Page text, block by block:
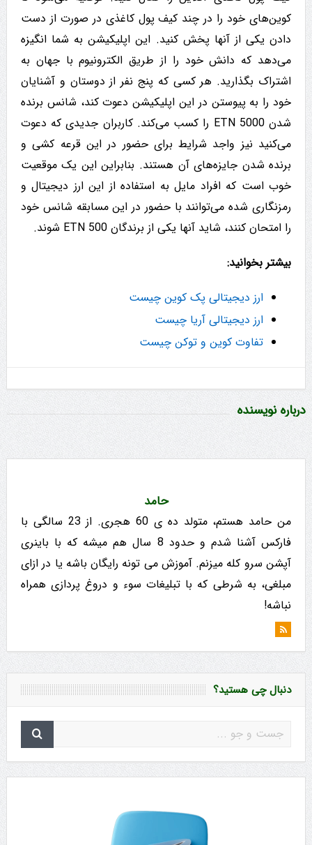
کوین‌های خود را در چند کیف پول کاغذی در صورت از دست
دادن یکی از آنها پخش کنید. این اپلیکیشن به شما انگیزه
می‌دهد که دانش خود را از طریق الکترونیوم با جهان به
اشتراک بگذارید. هر کسی که پنج نفر از دوستان و آشنایان
خود را به پیوستن در این اپلیکیشن دعوت کند، شانس برنده
شدن 5000 ETN را کسب می‌کند. کاربران جدیدی که دعوت
می‌کنید نیز واجد شرایط برای حضور در این قرعه کشی و
برنده شدن جایزه‌های آن هستند. بنابراین این یک موقعیت
خوب است که افراد مایل به استفاده از این ارز دیجیتال و
رمزنگاری شده می‌توانند با حضور در این مسابقه شانس خود
را امتحان کنند، شاید آنها یکی از برندگان 500 ETN شوند.
بیشتر بخوانید:
ارز دیجیتالی پک کوین چیست
ارز دیجیتالی آریا چیست
تفاوت‌ کوین و توکن چیست
درباره نویسنده
حامد
من حامد هستم، متولد ده ی 60 هجری. از 23 سالگی با
فارکس آشنا شدم و حدود 8 سال هم میشه که با باینری
آپشن سرو کله میزنم. آموزش می تونه رایگان باشه یا در ازای
مبلغی، به شرطی که با تبلیغات سوء و دروغ پردازی همراه
نباشه!
دنبال چی هستید؟